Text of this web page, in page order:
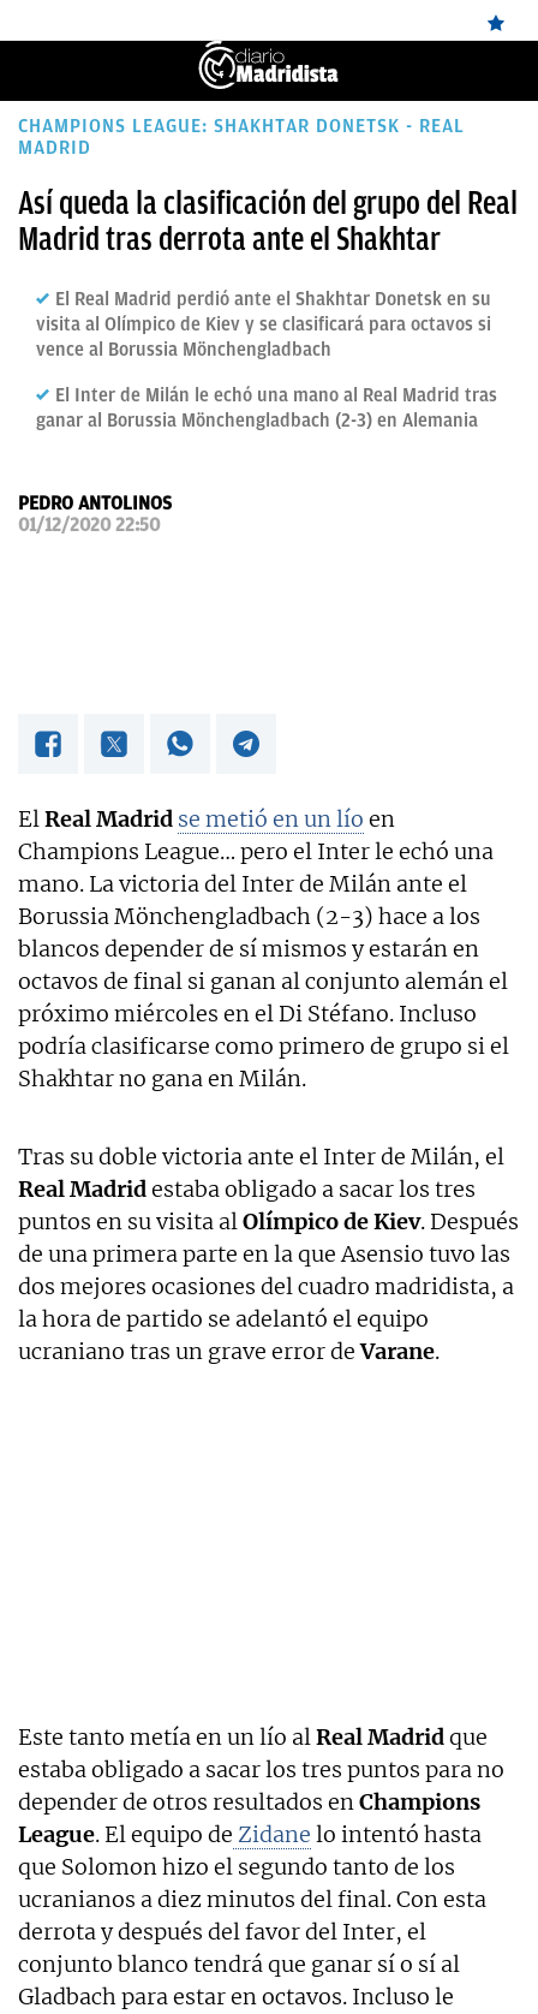
ÚLTIMAS
REAL
MADRID
BALONCESTO
CANTERA
FICHAJES
DIRECTO
PAPARAZZI
CHAMPIONS LEAGUE: SHAKHTAR DONETSK - REAL
MADRID
Así queda la clasificación del grupo del Real
Madrid tras derrota ante el Shakhtar
El Real Madrid perdió ante el Shakhtar Donetsk en su
visita al Olímpico de Kiev y se clasificará para octavos si
vence al Borussia Mönchengladbach
El Inter de Milán le echó una mano al Real Madrid tras
ganar al Borussia Mönchengladbach (2-3) en Alemania
PEDRO ANTOLINOS
01/12/2020 22:50
ElReal Madrid se metió en un lío en
Champions League… pero el Inter le echó una
mano. La victoria del Inter de Milán ante el
Borussia Mönchengladbach (2-3) hace a los
blancos depender de sí mismos y estarán en
octavos de final si ganan al conjunto alemán el
próximo miércoles en el Di Stéfano. Incluso
podría clasificarse como primero de grupo si el
Shakhtar no gana en Milán.
Tras su doble victoria ante el Inter de Milán, el
Real Madridestaba obligado a sacar los tres
puntos en su visita alOlímpico de Kiev. Después
de una primera parte en la que Asensio tuvo las
dos mejores ocasiones del cuadro madridista, a
la hora de partido se adelantó el equipo
ucraniano tras un grave error deVarane.
Este tanto metía en un lío alReal Madridque
estaba obligado a sacar los tres puntos para no
depender de otros resultados enChampions
League. El equipo de Zidane lo intentó hasta
que Solomon hizo el segundo tanto de los
ucranianos a diez minutos del final. Con esta
derrota y después del favor del Inter, el
conjunto blanco tendrá que ganar sí o sí al
Gladbach para estar en octavos. Incluso le